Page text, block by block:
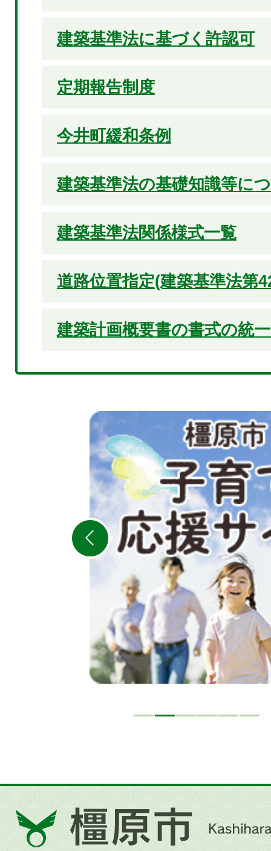
建築基準法に基づく許認可
定期報告制度
今井町緩和条例
建築基準法の基礎知識等に
建築基準法関係様式一覧
道路位置指定(建築基準法第
建築計画概要書の書式の統
2
枚
目
の
ス
ラ
橿
原